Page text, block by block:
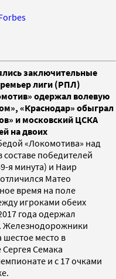
заключительные
лиги (РПЛ)
одержал волевую
«Краснодар» обыграл
и московский ЦСКА
на двоих
«Локомотива» над
составе победителей
я минута) и Наир
Матео
время на поле
игроками обеих
года одержал
Железнодорожники
место в
Семака
и с 17 очками